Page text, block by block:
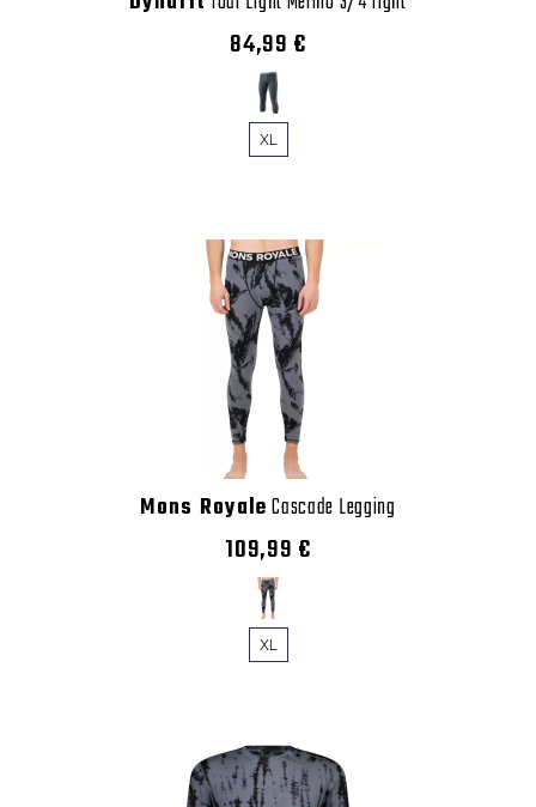
84,99 €
XL
Mons RoyaleCascade Legging
109,99 €
XL